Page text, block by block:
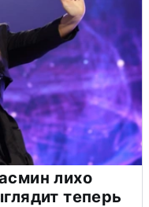
лихо
теперь